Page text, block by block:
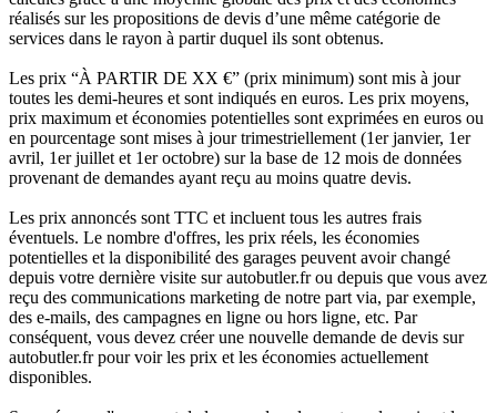
réalisés sur les propositions de devis d’une même catégorie de
services dans le rayon à partir duquel ils sont obtenus.
Les prix “À PARTIR DE XX €” (prix minimum) sont mis à jour
toutes les demi-heures et sont indiqués en euros. Les prix moyens,
prix maximum et économies potentielles sont exprimées en euros ou
en pourcentage sont mises à jour trimestriellement (1er janvier, 1er
avril, 1er juillet et 1er octobre) sur la base de 12 mois de données
provenant de demandes ayant reçu au moins quatre devis.
Les prix annoncés sont TTC et incluent tous les autres frais
éventuels. Le nombre d'offres, les prix réels, les économies
potentielles et la disponibilité des garages peuvent avoir changé
depuis votre dernière visite sur autobutler.fr ou depuis que vous avez
reçu des communications marketing de notre part via, par exemple,
des e-mails, des campagnes en ligne ou hors ligne, etc. Par
conséquent, vous devez créer une nouvelle demande de devis sur
autobutler.fr pour voir les prix et les économies actuellement
disponibles.